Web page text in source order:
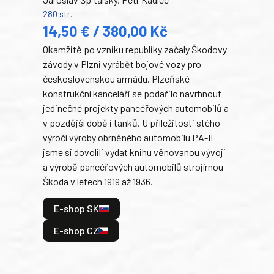
280 str.
14,50 € / 380,00 Kč
Okamžitě po vzniku republiky začaly Škodovy
závody v Plzni vyrábět bojové vozy pro
československou armádu. Plzeňské
konstrukční kanceláři se podařilo navrhnout
jedinečné projekty pancéřových automobilů a
v pozdější době i tanků. U příležitosti stého
výročí výroby obrněného automobilu PA-II
jsme si dovolili vydat knihu věnovanou vývoji
a výrobě pancéřových automobilů strojírnou
Škoda v letech 1919 až 1936.
E-shop SK
E-shop CZ